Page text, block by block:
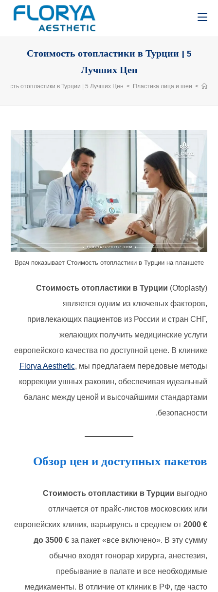
Стоимость отопластики в Турции | 5
Лучших Цен
>
Пластика лица и шеи
>
отопластики в Турции | 5 Лучших Цен
Врач показывает Стоимость отопластики в Турции на планшете
Стоимость отопластики в Турции (Otoplasty)
является одним из ключевых факторов,
привлекающих пациентов из России и стран СНГ,
желающих получить медицинские услуги
европейского качества по доступной цене. В клинике
Florya Aesthetic, мы предлагаем передовые методы
коррекции ушных раковин, обеспечивая идеальный
баланс между ценой и высочайшими стандартами
безопасности.
Обзор цен и доступных пакетов
Стоимость отопластики в Турции выгодно
отличается от прайс-листов московских или
европейских клиник, варьируясь в среднем от 2000 €
до 3500 €за пакет «все включено». В эту сумму
обычно входят гонорар хирурга, анестезия,
пребывание в палате и все необходимые
медикаменты. В отличие от клиник в РФ, где часто